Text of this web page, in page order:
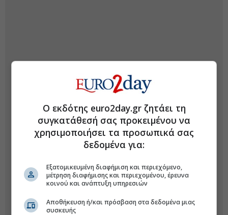
Ο εκδότης euro2day.gr ζητάει τη
συγκατάθεσή σας προκειμένου να
χρησιμοποιήσει τα προσωπικά σας
δεδομένα για:
Εξατομικευμένη διαφήμιση και περιεχόμενο,
μέτρηση διαφήμισης και περιεχομένου, έρευνα
κοινού και ανάπτυξη υπηρεσιών
Αποθήκευση ή/και πρόσβαση στα δεδομένα μιας
συσκευής